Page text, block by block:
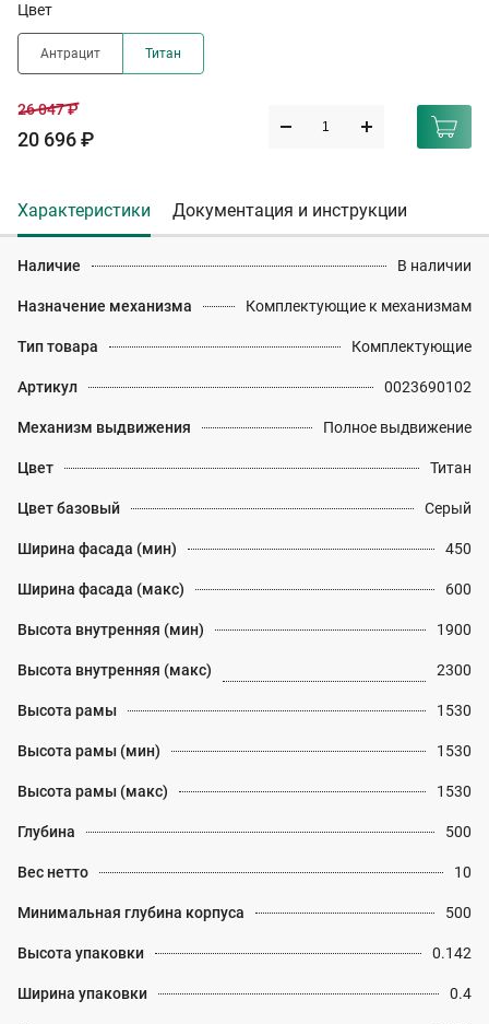
Цвет
Антрацит Титан
26 047 ₽
20 696 ₽
Характеристики Документация и инструкции
Наличие В наличии
Назначение механизма Комплектующие к механизмам
Тип товара Комплектующие
Артикул 0023690102
Механизм выдвижения Полное выдвижение
Цвет Титан
Цвет базовый Серый
Ширина фасада (мин) 450
Ширина фасада (макс) 600
Высота внутренняя (мин) 1900
Высота внутренняя (макс) 2300
Высота рамы 1530
Высота рамы (мин) 1530
Высота рамы (макс) 1530
Глубина 500
Вес нетто 10
Минимальная глубина корпуса 500
Высота упаковки 0.142
Ширина упаковки 0.4